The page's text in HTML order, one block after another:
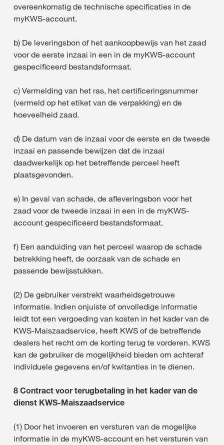
overeenkomstig de technische specificaties in de
myKWS-account.
b) De leveringsbon of het aankoopbewijs van het zaad
voor de eerste inzaai in een in de myKWS-account
gespecificeerd bestandsformaat.
c) Vermelding van het ras, het certificeringsnummer
(vermeld op het etiket van de verpakking) en de
hoeveelheid zaad.
d) De datum van de inzaai voor de eerste en de tweede
inzaai en passende bewijzen dat de inzaai
daadwerkelijk op het betreffende perceel heeft
plaatsgevonden.
e) In geval van schade, de afleveringsbon voor het
zaad voor de tweede inzaai in een in de myKWS-
account gespecificeerd bestandsformaat.
f) Een aanduiding van het perceel waarop de schade
betrekking heeft, de oorzaak van de schade en
passende bewijsstukken.
(2) De gebruiker verstrekt waarheidsgetrouwe
informatie. Indien onjuiste of onvolledige informatie
leidt tot een vergoeding van kosten in het kader van de
KWS-Maiszaadservice, heeft KWS of de betreffende
dealers het recht om de korting terug te vorderen. KWS
kan de gebruiker de mogelijkheid bieden om achteraf
individuele gegevens en/of kwitanties in te dienen.
8 Contract voor terugbetaling in het kader van de
dienst KWS-Maiszaadservice
(1) Door het invoeren en versturen van de mogelijke
informatie in de myKWS-account en het versturen van